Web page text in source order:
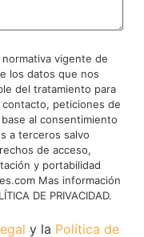
vigente de
los datos que nos
del tratamiento para
peticiones de
al consentimiento
a terceros salvo
de acceso,
y portabilidad
Mas información
DE PRIVACIDAD.
y la Política de